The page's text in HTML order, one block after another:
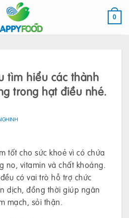
0
tìm hiểu các thành
trong hạt điều nhé.
tốt cho sức khoẻ vì có chứa
no, vitamin và chất khoáng.
có vai trò hỗ trợ chức
dịch, đồng thời giúp ngăn
mạch, sỏi thận.